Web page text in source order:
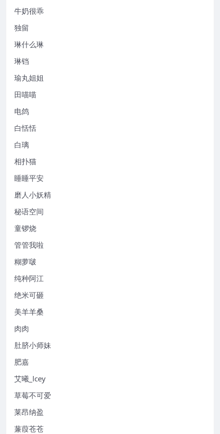
牛奶很乖
独留
琳什么琳
琳铛
瑜丸姐姐
田喵喵
电鸽
白恬恬
白璃
相扑猫
睡睡平安
磨人小妖精
秘语空间
童锣烧
管管我啦
糊萝啵
纯种阿江
绝米可砸
美羊羊桑
肉肉
肚脐小师妹
肥嘉
艾曦_lcey
草莓不可爱
莱昂纳盈
蒹葭苍苍